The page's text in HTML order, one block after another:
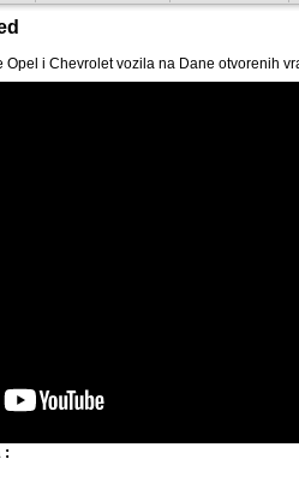
Opel i Chevrolet vozila na Dane otvorenih
: